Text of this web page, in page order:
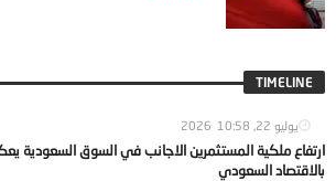
TIMELINE
يوليو 22, 2026 10:58
ارتفاع ملكية المستثمرين الاجانب في السوق السعودية
بالاقتصاد السعودي